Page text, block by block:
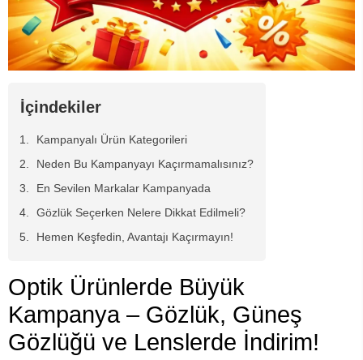
İçindekiler
Kampanyalı Ürün Kategorileri
Neden Bu Kampanyayı Kaçırmamalısınız?
En Sevilen Markalar Kampanyada
Gözlük Seçerken Nelere Dikkat Edilmeli?
Hemen Keşfedin, Avantajı Kaçırmayın!
Optik Ürünlerde Büyük
Kampanya – Gözlük, Güneş
Gözlüğü ve Lenslerde İndirim!